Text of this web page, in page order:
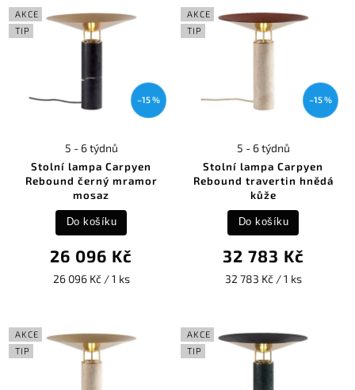
AKCE
TIP
–15 %
Stolní lampa Carpyen
Rebound černý mramor
mosaz
5 - 6 týdnů
26 096 Kč
26 096 Kč / 1 ks
Do košíku
AKCE
TIP
–15 %
Stolní lampa Carpyen
Rebound travertin hnědá
kůže
5 - 6 týdnů
32 783 Kč
32 783 Kč / 1 ks
Do košíku
AKCE
TIP
AKCE
TIP